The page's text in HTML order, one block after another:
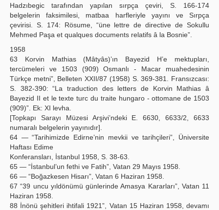
Hadzıbegic tarafından yapılan sırpça çeviri, S. 166-174
belgelerin faksimilesi, matbaa harfleriyle yayını ve Sırpça
çevirisi. S. 174: Rösume, “üne lettre de directive de Sokullu
Mehmed Paşa et qualques documents relatifs â la Bosnie”.
1958
63 Korvin Mathias (Mâtyâs)’ın Bayezid H’e mektupları,
tercümeleri ve 1503 (909) Osmanlı - Macar muahedesinin
Türkçe metni”, Belleten XXII/87 (1958) S. 369-381. Fransızcası:
S. 382-390: “La traduction des letters de Korvin Mathias â
Bayezid II et le texte turc du traite hungaro - ottomane de 1503
(909)”. Ek: XI levha.
[Topkapı Sarayı Müzesi Arşivi’ndeki E. 6630, 6633/2, 6633
numaralı belgelerin yayınıdır].
64 — “Tarihimizde Edirne’nin mevkii ve tarihçileri”, Üniversite
Haftası Edime
Konferansları, İstanbul 1958, S. 38-63.
65 — “İstanbul’un fethi ve Fatih”, Vatan 29 Mayıs 1958.
66 — “Boğazkesen Hisarı”, Vatan 6 Haziran 1958.
67 “39 uncu yıldönümü günlerinde Amasya Kararları”, Vatan 11
Haziran 1958.
88 İnönü şehitleri ihtifali 1921”, Vatan 15 Haziran 1958, devamı